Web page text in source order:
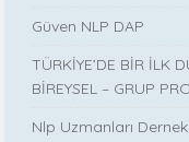
Güven NLP DAP
TÜRKİYE’DE BİR İLK
BİREYSEL – GRUP
Nlp Uzmanları